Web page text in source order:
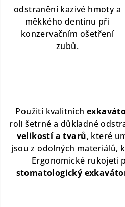
odstranění kazivé hmoty a
měkkého dentinu při
konzervačním ošetření
zubů.
Použití kvalitních
roli šetrné a důkladné
velikostí a tvarů, které
jsou z odolných materiálů,
Ergonomické rukojeti
stomatologický